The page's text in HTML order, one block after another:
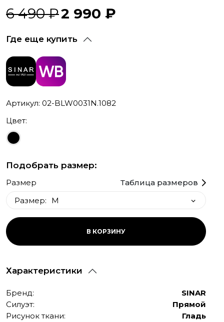
6 490 ₽2 990 ₽
Где еще купить
Артикул: 02-BLW0031N.1082
Цвет:
Подобрать размер:
Размер
Таблица размеров
Размер:
M
XL
В КОРЗИНУ
Характеристики
Бренд:
SINAR
Силуэт:
Прямой
Рисунок ткани:
Гладь